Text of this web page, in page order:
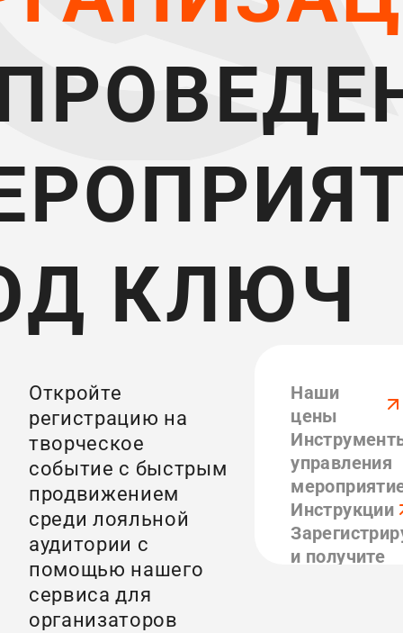
КЛЮЧ
Откройте
регистрацию на
творческое
событие с быстрым
продвижением
среди лояльной
аудитории с
помощью нашего
сервиса для
организаторов
Наши
цены
управления
Инструкции
и получите